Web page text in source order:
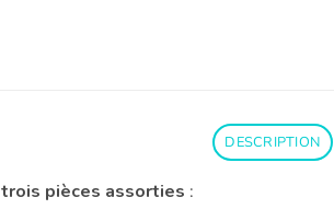
DESCRIPTION
trois pièces assorties :